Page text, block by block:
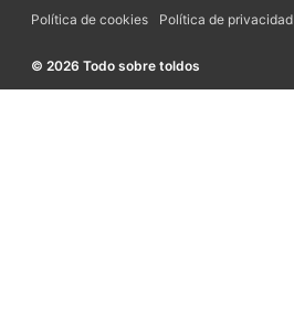
Política de cookies Política de privacidad
© 2026 Todo sobre toldos